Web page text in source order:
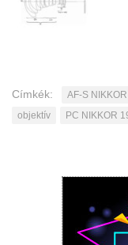
Címkék: AF-S
objektív
PC NIKKOR